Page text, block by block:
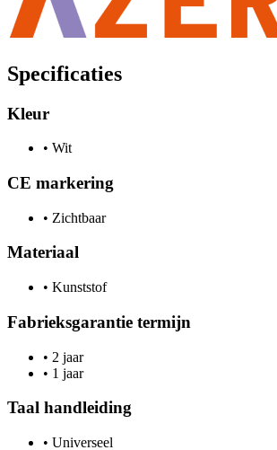
Specificaties
Kleur
• Wit
CE markering
• Zichtbaar
Materiaal
• Kunststof
Fabrieksgarantie termijn
• 2 jaar
• 1 jaar
Taal handleiding
• Universeel